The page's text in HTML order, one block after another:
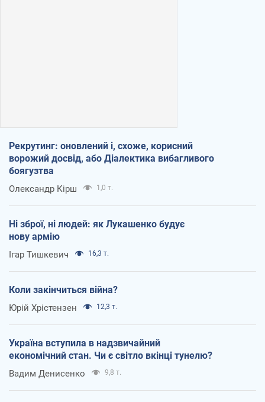
Рекрутинг: оновлений і, схоже, корисний
ворожий досвід, або Діалектика вибагливого
боягузтва
Олександр Кірш 1,0 т.
Ні зброї, ні людей: як Лукашенко будує
нову армію
Ігар Тишкевич 16,3 т.
Коли закінчиться війна?
Юрій Хрістензен 12,3 т.
Україна вступила в надзвичайний
економічний стан. Чи є світло вкінці тунелю?
Вадим Денисенко 9,8 т.